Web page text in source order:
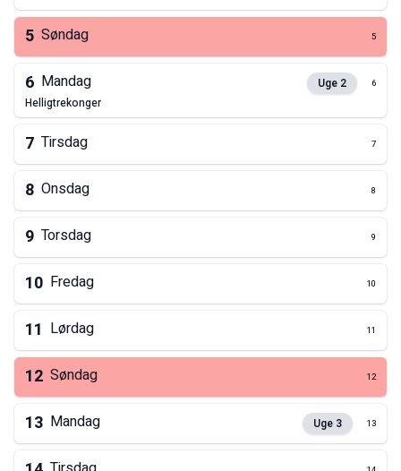
5 Søndag 5
6 Mandag Uge 2 6
helligtrekonger
7 Tirsdag 7
8 Onsdag 8
9 Torsdag 9
10 Fredag 10
11 Lørdag 11
12 Søndag 12
13 Mandag Uge 3 13